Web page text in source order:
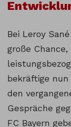
Bei Leroy
große
bekräftige nun
den
Gespräche
FC Bayern